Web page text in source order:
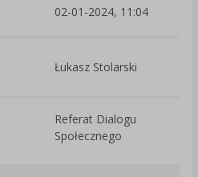
02-01-2024, 11:04
Łukasz Stolarski
Referat Dialogu
Społecznego